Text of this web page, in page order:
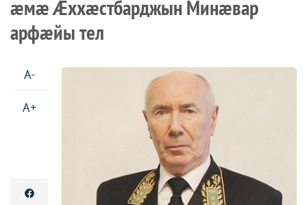
æмæ Æххæстбарджын Минæвар
арфæйы тел
A-
A+